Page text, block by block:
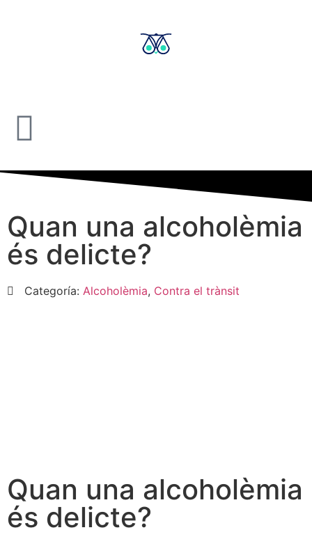
Quan una alcoholèmia
és delicte?
Categoría: Alcoholèmia, Contra el trànsit
Quan una alcoholèmia
és delicte?